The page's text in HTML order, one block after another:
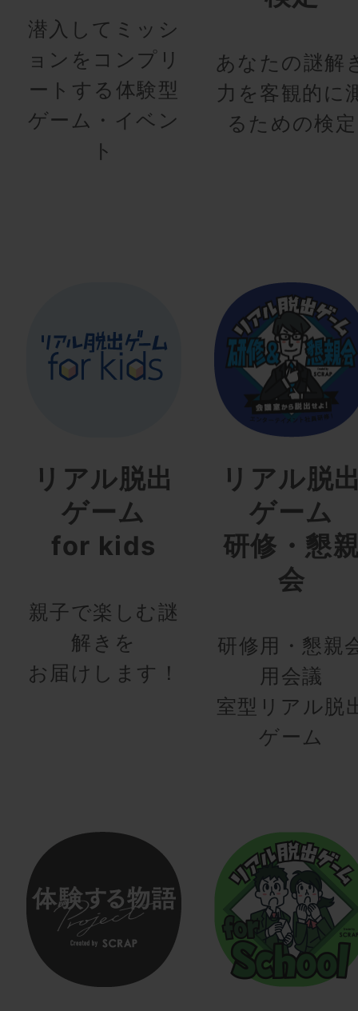
潜入してミッシ
ョンをコンプリ
ートする体験型
ゲーム・イベン
ト
あなたの謎解
力を客観的に
るための検定
リアル脱出
ゲーム
for kids
親子で楽しむ謎
解きを
お届けします！
リアル脱
ゲーム
研修・懇
会
研修用・懇親
用会議
室型リアル脱
ゲーム